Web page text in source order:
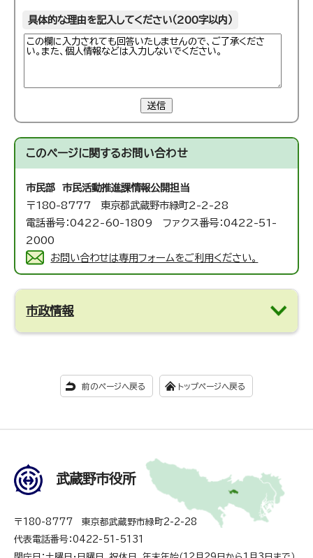
具体的な理由を記入してください（200字以内）
送信
このページに関するお問い合わせ
市民部 市民活動推進課情報公開担当
〒180-8777 東京都武蔵野市緑町2-2-28
電話番号：0422-60-1809 ファクス番号：0422-51-
2000
お問い合わせは専用フォームをご利用ください。
市政情報
前のページへ戻る トップページへ戻る
武蔵野市役所
〒180-8777 東京都武蔵野市緑町2-2-28
代表電話番号：0422-51-5131